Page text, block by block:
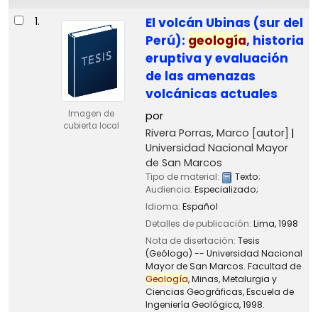
Resultados
1.
Imagen de
cubierta local
El volcán Ubinas (sur del
Perú): geología, historia
eruptiva y evaluación
de las amenazas
volcánicas actuales
por
Rivera Porras, Marco [autor]
Universidad Nacional Mayor
de San Marcos
Tipo de material: Texto;
Audiencia: Especializado;
Idioma: Español
Detalles de publicación: Lima,1998
Nota de disertación: Tesis
(Geólogo) -- Universidad Nacional
Mayor de San Marcos. Facultad de
Geología, Minas, Metalurgia y
Ciencias Geográficas, Escuela de
Ingeniería Geológica, 1998.